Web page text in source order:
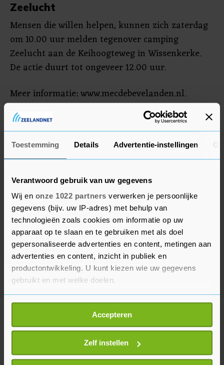
Toestemming Details Advertentie-instellingen
Verantwoord gebruik van uw gegevens
Wij en onze 1022 partners verwerken je persoonlijke
gegevens (bijv. uw IP-adres) met behulp van
technologieën zoals cookies om informatie op uw
apparaat op te slaan en te gebruiken met als doel
gepersonaliseerde advertenties en content, metingen aan
advertenties en content, inzicht in publiek en
productontwikkeling. U kunt kiezen wie uw gegevens
gebruikt en met welke doelen.
Als u het toestaat, willen we ook graag:
Informatie verzamelen over uw geografische
locatie, die tot een paar meter nauwkeurig kan zijn
Uw apparaat identificeren door het actief te
scannen op specifieke eigenschappen (fingerprinting)
Accepteren
Zelf instellen
Zeelucht
Mensen die willen helpen, kunnen zich zaterdag
om 10.00 uur melden tegenover camping
Zeelucht aan de Keihoogteweg in Wissenkerke.
De actie duurt tot ongeveer 12.00 uur.
Meer informatie: www.mecdebevelanden.nl.
Spoedhulp bij medische
noodsituatie in Colijnsplaat